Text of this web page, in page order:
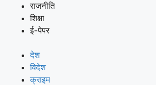
राजनीति
शिक्षा
ई-पेपर
देश
विदेश
क्राइम